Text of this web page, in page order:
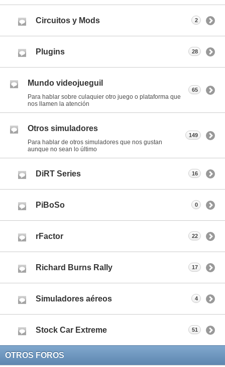
Circuitos y Mods 2
Plugins 28
Mundo videojueguil
Para hablar sobre culaquier otro juego o plataforma que
nos llamen la atención
65
Otros simuladores
Para hablar de otros simuladores que nos gustan
aunque no sean lo último
149
DiRT Series 16
PiBoSo 0
rFactor 22
Richard Burns Rally 17
Simuladores aéreos 4
Stock Car Extreme 51
OTROS FOROS